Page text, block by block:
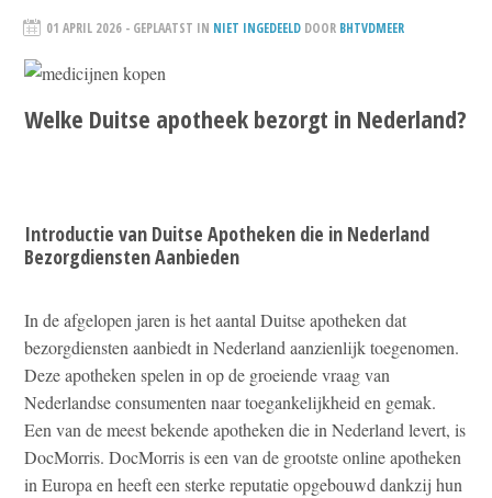
01 APRIL 2026 - GEPLAATST IN NIET INGEDEELD DOOR BHTVDMEER
Welke Duitse apotheek bezorgt in Nederland?
Introductie van Duitse Apotheken die in Nederland
Bezorgdiensten Aanbieden
In de afgelopen jaren is het aantal Duitse apotheken dat
bezorgdiensten aanbiedt in Nederland aanzienlijk toegenomen.
Deze apotheken spelen in op de groeiende vraag van
Nederlandse consumenten naar toegankelijkheid en gemak.
Een van de meest bekende apotheken die in Nederland levert, is
DocMorris. DocMorris is een van de grootste online apotheken
in Europa en heeft een sterke reputatie opgebouwd dankzij hun